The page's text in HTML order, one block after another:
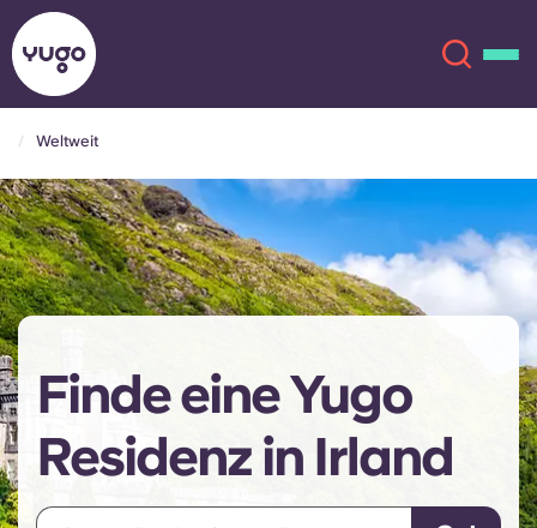
Über uns
Standorte
English (GB)
English (US)
Chinese Español
Català Deutsch
Italian French
Portuguese
Weltweit
Finde eine Yugo
Residenz in Irland